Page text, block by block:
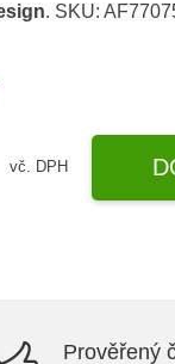
. SKU:
vč. DPH
Prověřený